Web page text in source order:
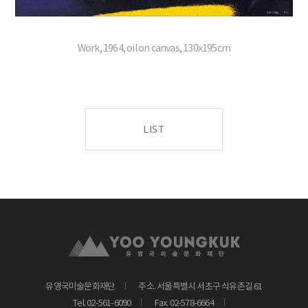
Work, 1964, oil on canvas, 130x195cm
LIST
유영국미술문화재단
주소. 서울특별시 서초구 식유촌길 61
Tel. 02-561-6090
Fax. 02-578-6664